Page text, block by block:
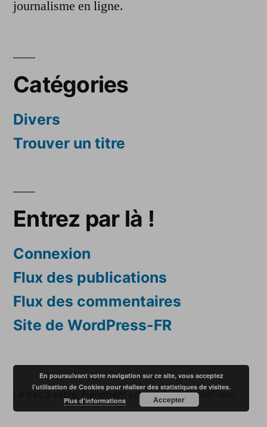
journalisme en ligne.
Catégories
Divers
Trouver un titre
Entrez par là !
Connexion
Flux des publications
Flux des commentaires
Site de WordPress-FR
Fièrement propulsé par WordPress.
En poursuivant votre navigation sur ce site, vous acceptez
l’utilisation de Cookies pour réaliser des statistiques de visites.
Plus d'informations
Accepter